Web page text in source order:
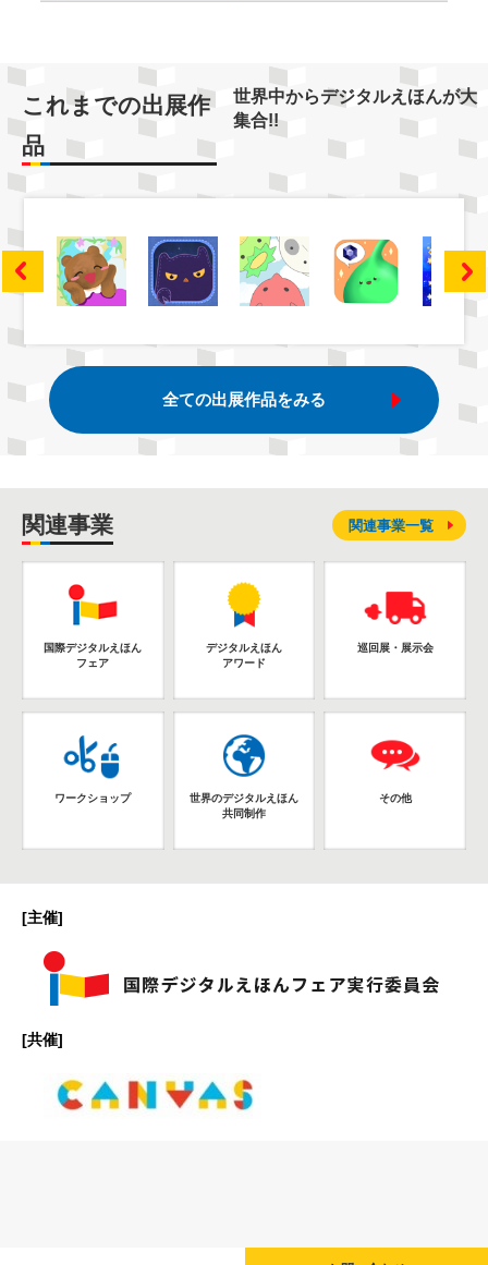
これまでの出展作
品
世界中からデジタルえほんが大
集合!!
全ての出展作品をみる
関連事業
国際デジタルえほん
フェア
デジタルえほん
アワード
巡回展・展示会
ワークショップ
世界のデジタルえほん
共同制作
その他
関連事業一覧
[主催]
[共催]